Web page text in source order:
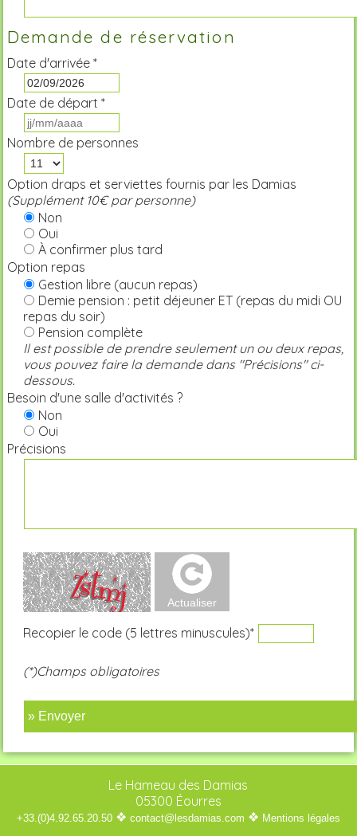
Demande de réservation
Date d'arrivée *
Date de départ *
Nombre de personnes
Option draps et serviettes fournis par les Damias
(Supplément 10€ par personne)
Non
Oui
À confirmer plus tard
Option repas
Gestion libre (aucun repas)
Demie pension : petit déjeuner ET (repas du midi OU
repas du soir)
Pension complète
Il est possible de prendre seulement un ou deux repas,
vous pouvez faire la demande dans "Précisions" ci-
dessous.
Besoin d'une salle d'activités ?
Non
Oui
Précisions
Recopier le code (5 lettres minuscules)*
(*)Champs obligatoires
» Envoyer
Le Hameau des Damias
05300 Éourres
+33.(0)4.92.65.20.50 ❖ contact@lesdamias.com ❖ Mentions légales